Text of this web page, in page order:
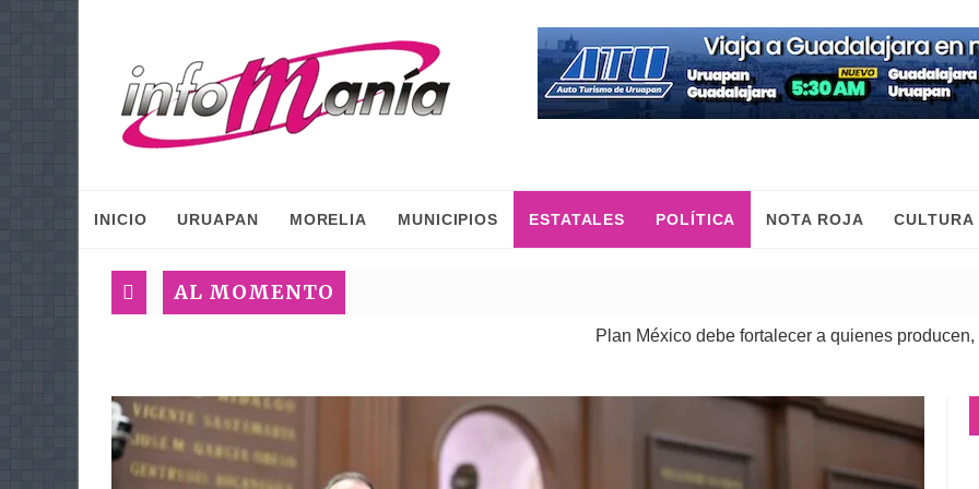
INICIO URUAPAN MORELIA MUNICIPIOS ESTATALES POLÍTICA NOTA ROJA CULTURA
AL MOMENTO
Plan México debe fortalecer a quienes producen,